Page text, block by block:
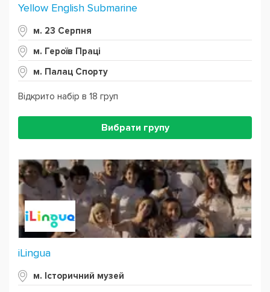
Yellow English Submarine
м. 23 Серпня
м. Героїв Праці
м. Палац Спорту
Відкрито набір в 18 груп
Вибрати групу
iLingua
м. Історичний музей